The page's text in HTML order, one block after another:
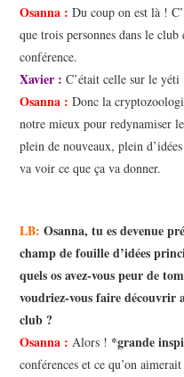
Osanna : Du coup on est là !
que trois personnes dans le
conférence.
Xavier : C’était celle sur le yéti
Osanna : Donc la
notre mieux pour redynamiser
plein de nouveaux, plein
va voir ce que ça va donner.
LB: Osanna, tu es devenue
champ de fouille d’idées
quels os avez-vous peur de
voudriez-vous faire découvrir
club ?
Osanna : Alors ! *grande
conférences et ce qu’on